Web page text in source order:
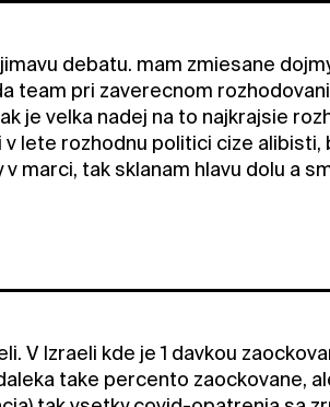
debatu. mam zmiesane
team pri zaverecnom
je velka nadej na to najkrajsie
lete rozhodnu politici cize alibisti,
marci, tak sklanam hlavu dolu a
V Izraeli kde je 1 davkou
take percento zaockovane,